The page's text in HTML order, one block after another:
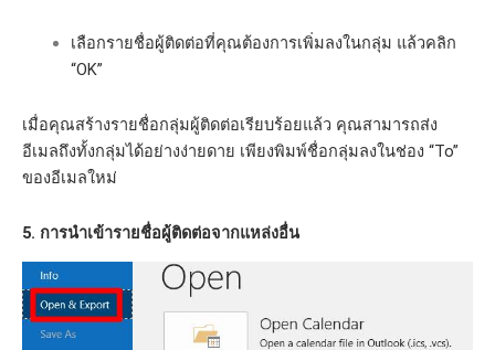
เลือกรายชื่อผู้ติดต่อที่คุณต้องการเพิ่มลงในกลุ่ม แล้วคลิก
“OK”
เมื่อคุณสร้างรายชื่อกลุ่มผู้ติดต่อเรียบร้อยแล้ว คุณสามารถส่ง
อีเมลถึงทั้งกลุ่มได้อย่างง่ายดาย เพียงพิมพ์ชื่อกลุ่มลงในช่อง “To”
ของอีเมลใหม่
5. การนำเข้ารายชื่อผู้ติดต่อจากแหล่งอื่น